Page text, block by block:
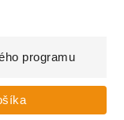
programu